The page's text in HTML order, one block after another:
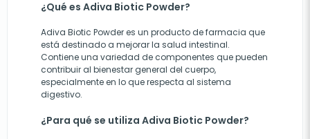
¿Qué es Adiva Biotic Powder?
Adiva Biotic Powder es un producto de farmacia que
está destinado a mejorar la salud intestinal.
Contiene una variedad de componentes que pueden
contribuir al bienestar general del cuerpo,
especialmente en lo que respecta al sistema
digestivo.
¿Para qué se utiliza Adiva Biotic Powder?